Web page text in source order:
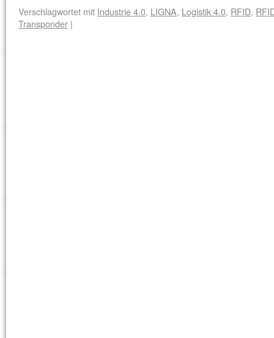
Verschlagwortet mit Industrie 4.0, LIGNA, Logistik 4.0, RFID,
Transponder |